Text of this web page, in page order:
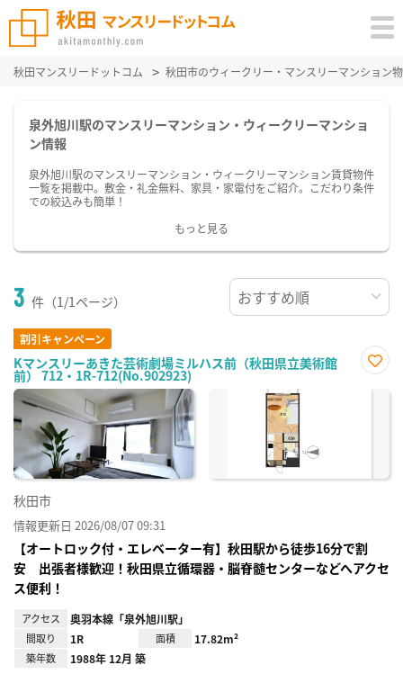
秋田マンスリードットコム 秋田市のウィークリー・マンスリーマンション
泉外旭川駅のマンスリーマンション・ウィークリーマンショ
ン情報
泉外旭川駅のマンスリーマンション・ウィークリーマンション賃貸物件
一覧を掲載中。敷金・礼金無料、家具・家電付をご紹介。こだわり条件
での絞込みも簡単！
もっと見る
3 件（1/1ページ）
割引キャンペーン
Kマンスリーあきた芸術劇場ミルハス前（秋田県立美術館
前） 712・1R-712(No.902923)
に入
秋田市
情報更新日 2026/08/07 09:31
【オートロック付・エレベーター有】秋田駅から徒歩16分で割
安 出張者様歓迎！秋田県立循環器・脳脊髄センターなどへアクセ
ス便利！
アクセス 奥羽本線「泉外旭川駅」
間取り 1R 面積 17.82m²
築年数 1988年 12月 築